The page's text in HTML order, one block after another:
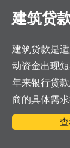
建筑贷
建筑贷款是
动资金出现
年来银行贷
商的具体需